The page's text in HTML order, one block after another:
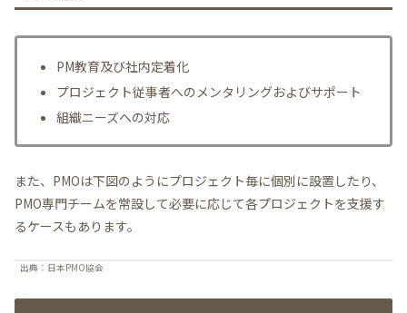
PM教育及び社内定着化
プロジェクト従事者へのメンタリングおよびサポート
組織ニーズへの対応
また、PMOは下図のようにプロジェクト毎に個別に設置したり、
PMO専門チームを常設して必要に応じて各プロジェクトを支援す
るケースもあります。
出典：日本PMO協会